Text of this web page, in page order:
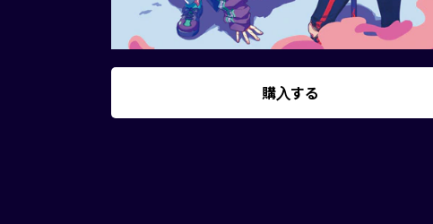
購入する